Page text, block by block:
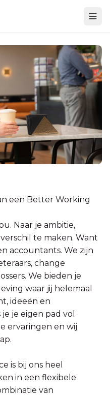
een Better Working
Naar je ambitie,
te maken. Want
accountants. We zijn
change
We bieden je
waar jij helemaal
ideeën en
je eigen pad vol
ervaringen en wij
is bij ons heel
in een flexibele
van